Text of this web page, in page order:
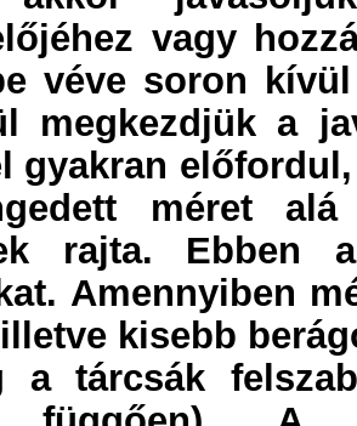
vagy
véve soron
megkezdjük a
gyakran
méret
rajta. Ebben
Amennyiben
kisebb
a tárcsák